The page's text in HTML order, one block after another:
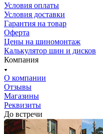
Условия оплаты
Условия доставки
Гарантия на товар
Оферта
Цены на шиномонтаж
Калькулятор шин и дисков
Компания
О компании
Отзывы
Магазины
Реквизиты
До встречи